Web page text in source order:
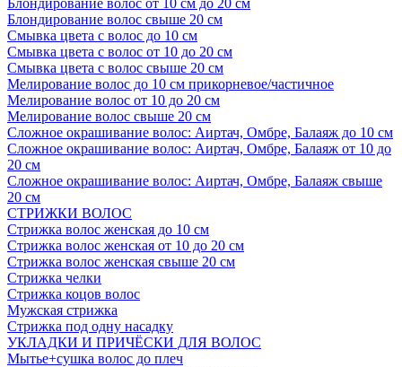
Блондирование волос от 10 см до 20 см
Блондирование волос свыше 20 см
Смывка цвета с волос до 10 см
Смывка цвета с волос от 10 до 20 см
Смывка цвета с волос свыше 20 см
Мелирование волос до 10 см прикорневое/частичное
Мелирование волос от 10 до 20 см
Мелирование волос свыше 20 см
Сложное окрашивание волос: Аиртач, Омбре, Балаяж до 10 см
Сложное окрашивание волос: Аиртач, Омбре, Балаяж от 10 до
20 см
Сложное окрашивание волос: Аиртач, Омбре, Балаяж свыше
20 см
СТРИЖКИ ВОЛОС
Стрижка волос женская до 10 см
Стрижка волос женская от 10 до 20 см
Стрижка волос женская свыше 20 см
Стрижка челки
Стрижка коцов волос
Мужская стрижка
Стрижка под одну насадку
УКЛАДКИ И ПРИЧЁСКИ ДЛЯ ВОЛОС
Мытье+сушка волос до плеч